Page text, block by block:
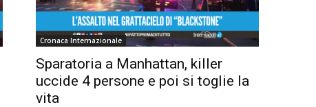
Cronaca Internazionale
Sparatoria a Manhattan, killer
uccide 4 persone e poi si toglie la
vita